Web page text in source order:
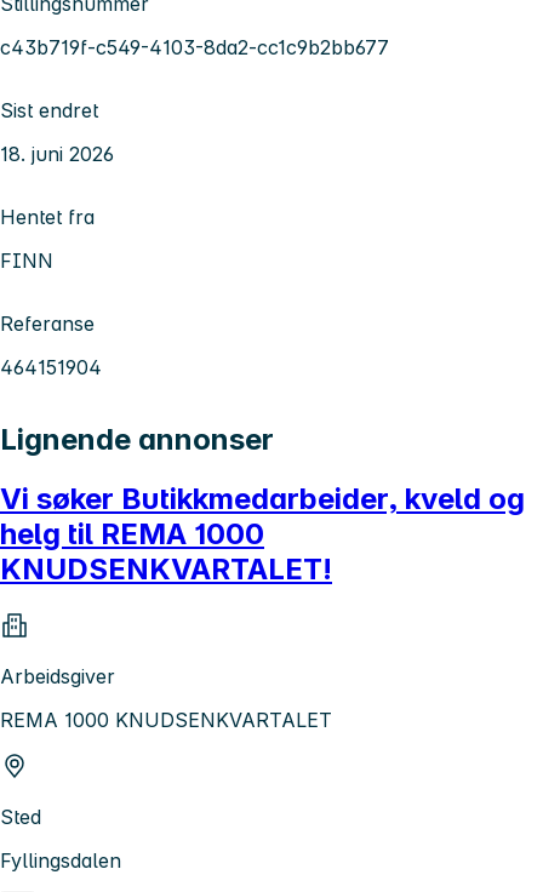
c43b719f-c549-4103-8da2-cc1c9b2bb677
Sist endret
18. juni 2026
Hentet fra
FINN
Referanse
464151904
Lignende annonser
Vi søker Butikkmedarbeider, kveld og
helg til REMA 1000
KNUDSENKVARTALET!
Arbeidsgiver
REMA 1000 KNUDSENKVARTALET
Sted
Fyllingsdalen